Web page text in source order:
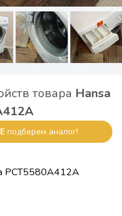
товара Hansa
подберем аналог!
PCT5580A412A